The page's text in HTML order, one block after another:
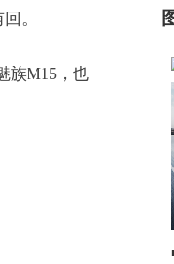
。
族M15，也